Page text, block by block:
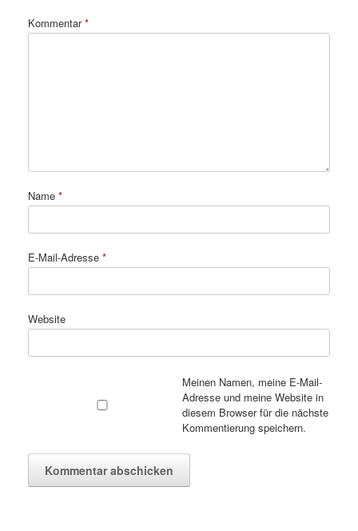
Kommentar*
Name *
E-Mail-Adresse *
Website
Meinen Namen, meine E-Mail-
Adresse und meine Website in
diesem Browser für die nächste
Kommentierung speichern.